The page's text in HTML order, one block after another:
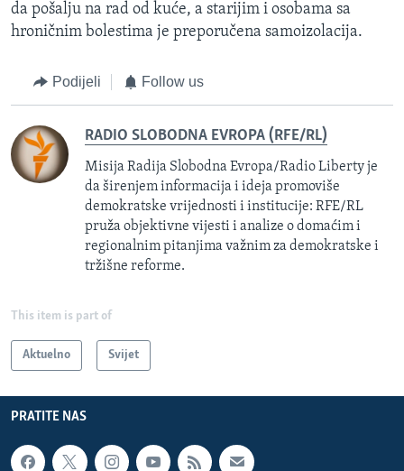
da pošalju na rad od kuće, a starijim i osobama sa
hroničnim bolestima je preporučena samoizolacija.
Podijeli Follow us
RADIO SLOBODNA EVROPA (RFE/RL)
Misija Radija Slobodna Evropa/Radio Liberty je
da širenjem informacija i ideja promoviše
demokratske vrijednosti i institucije: RFE/RL
pruža objektivne vijesti i analize o domaćim i
regionalnim pitanjima važnim za demokratske i
tržišne reforme.
This item is part of
Aktuelno Svijet
PRATITE NAS